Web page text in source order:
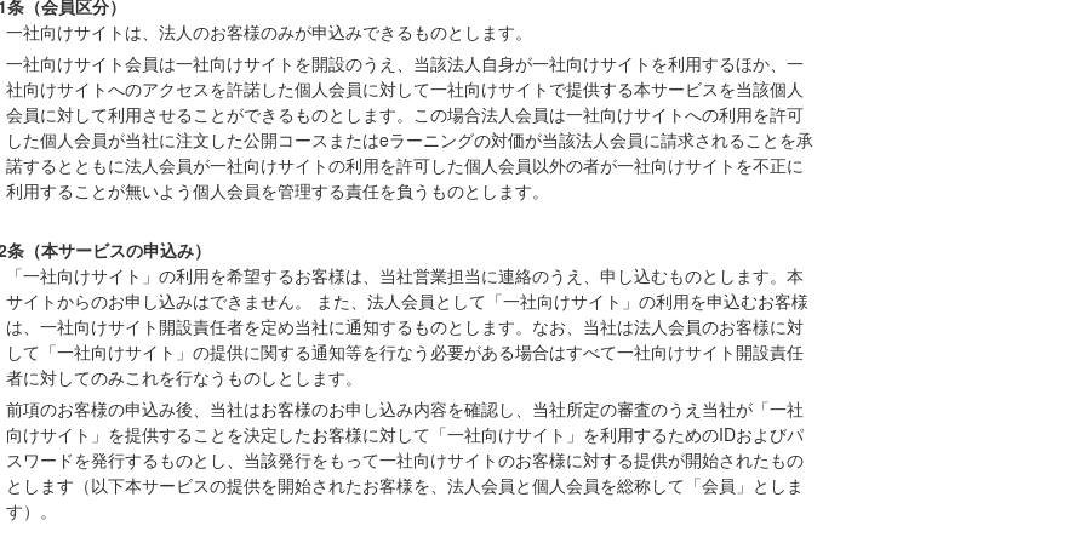
条（会員区分）
一社向けサイトは、法人のお客様のみが申込みできるものとします。
一社向けサイト会員は一社向けサイトを開設のうえ、当該法人自身が一社向けサイトを利用するほか、一
社向けサイトへのアクセスを許諾した個人会員に対して一社向けサイトで提供する本サービスを当該個人
会員に対して利用させることができるものとします。この場合法人会員は一社向けサイトへの利用を許可
した個人会員が当社に注文した公開コースまたはeラーニングの対価が当該法人会員に請求されることを承
諾するとともに法人会員が一社向けサイトの利用を許可した個人会員以外の者が一社向けサイトを不正に
利用することが無いよう個人会員を管理する責任を負うものとします。
条（本サービスの申込み）
「一社向けサイト」の利用を希望するお客様は、当社営業担当に連絡のうえ、申し込むものとします。本
サイトからのお申し込みはできません。 また、法人会員として「一社向けサイト」の利用を申込むお客様
は、一社向けサイト開設責任者を定め当社に通知するものとします。なお、当社は法人会員のお客様に対
して「一社向けサイト」の提供に関する通知等を行なう必要がある場合はすべて一社向けサイト開設責任
者に対してのみこれを行なうものしとします。
前項のお客様の申込み後、当社はお客様のお申し込み内容を確認し、当社所定の審査のうえ当社が「一社
向けサイト」を提供することを決定したお客様に対して「一社向けサイト」を利用するためのIDおよびパ
スワードを発行するものとし、当該発行をもって一社向けサイトのお客様に対する提供が開始されたもの
とします（以下本サービスの提供を開始されたお客様を、法人会員と個人会員を総称して「会員」としま
す）。